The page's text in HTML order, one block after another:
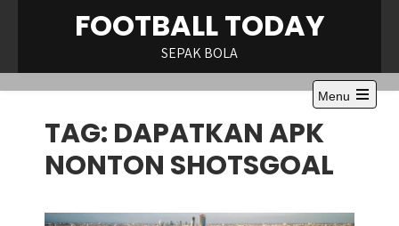
FOOTBALL TODAY
SEPAK BOLA
Menu
Open
TAG: DAPATKAN APK
NONTON SHOTSGOAL